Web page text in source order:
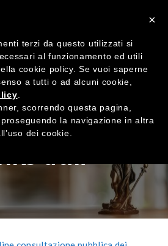
utili
×
terzi da questo utilizzati si
al funzionamento ed utili
cookie policy. Se vuoi saperne
a tutti o ad alcuni cookie,
scorrendo questa pagina,
la navigazione in altra
dei cookie.